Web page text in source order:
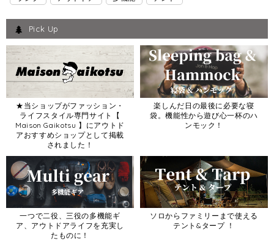
Pick Up
★当ショップがファッション・
ライフスタイル専門サイト【
Maison Gaikotsu 】にアウトド
アおすすめショップとして掲載
されました！
楽しんだ日の最後に必要な寝
袋。機能性から遊び心一杯のハ
ンモック！
一つで二役、三役の多機能ギ
ア、アウトドアライフを充実し
たものに！
ソロからファミリーまで使える
テント&タープ ！